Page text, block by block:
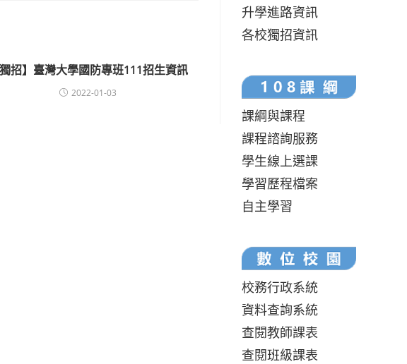
獨招】臺灣大學國防專班111招生資訊
2022-01-03
升學進路資訊
各校獨招資訊
課綱與課程
課程諮詢服務
學生線上選課
學習歷程檔案
自主學習
校務行政系統
資料查詢系統
查閱教師課表
查閱班級課表